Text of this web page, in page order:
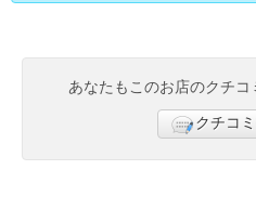
あなたもこのお店のクチコ
クチコ